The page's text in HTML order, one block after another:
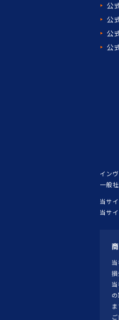
公
公
公
公
イン
一般
当サ
当サ